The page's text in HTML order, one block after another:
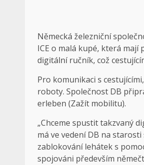
Německá železniční
ICE o malá kupé, která
digitální ručník, což
Pro komunikaci s
roboty. Společnost DB
erleben (Zažít mobilitu).
„Chceme spustit takzvaný
má ve vedení DB na
zablokování lehátek s
spojováni především